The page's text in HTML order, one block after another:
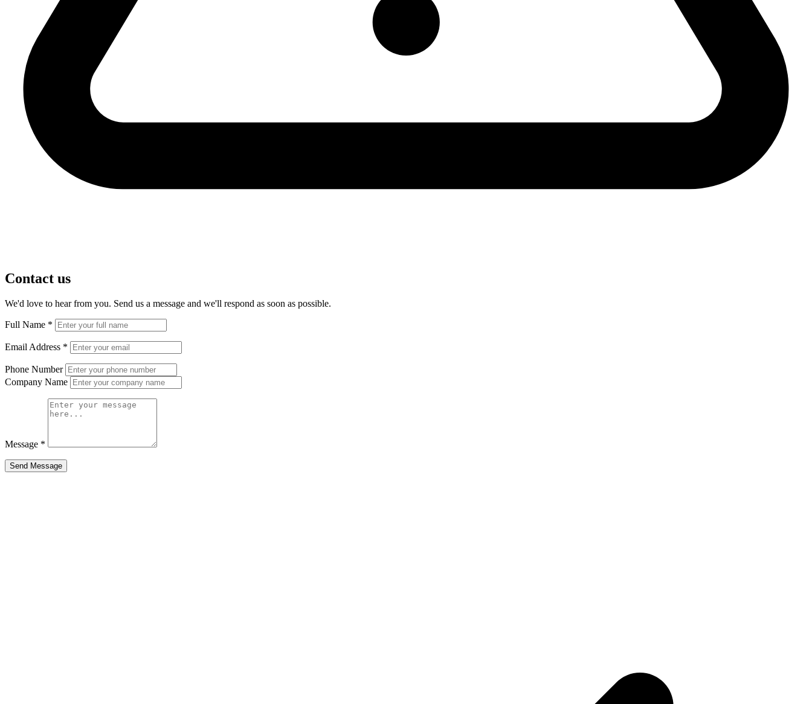
Contact us
We'd love to hear from you. Send us a message and we'll respond as soon as possible.
Full Name *
Email Address *
Phone Number
Company Name
Message *
Send Message